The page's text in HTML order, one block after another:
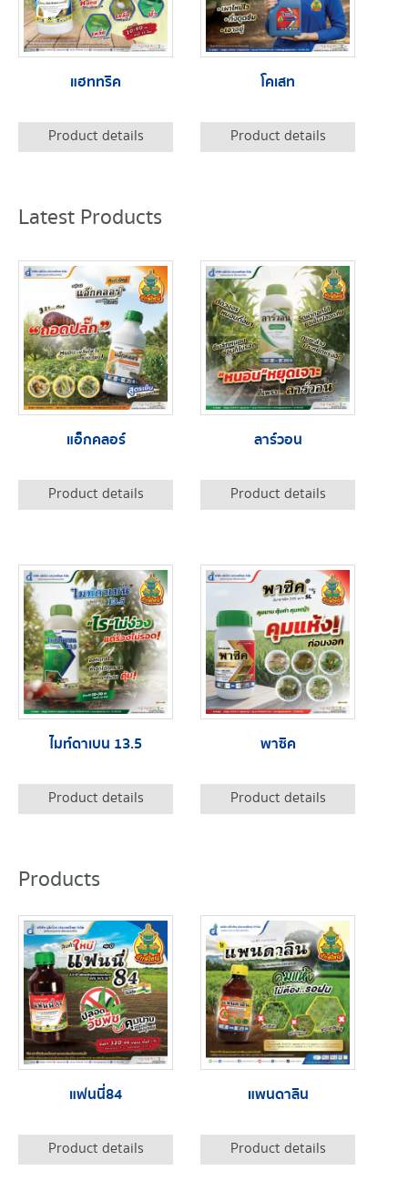
แฮททริค
Product details
โคเสท
Product details
Latest Products
แอ็กคลอร์
Product details
ลาร์วอน
Product details
ไมท์ดาเบน 13.5
Product details
พาซิค
Product details
Products
แฟนนี่84
Product details
แพนดาลิน
Product details